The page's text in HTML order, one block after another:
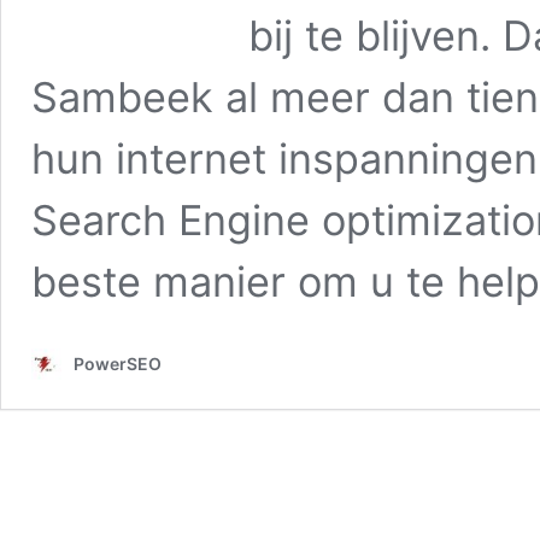
bij te blijven.
Sambeek al meer dan
hun internet
Search Engine
beste manier om u te
PowerSEO